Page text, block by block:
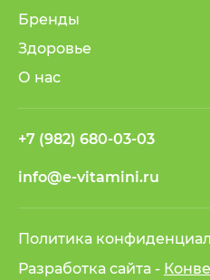
Бренды
Здоровье
О нас
+7 (982) 680-03-03
info@e-vitamini.ru
Политика
Разработка сайта -